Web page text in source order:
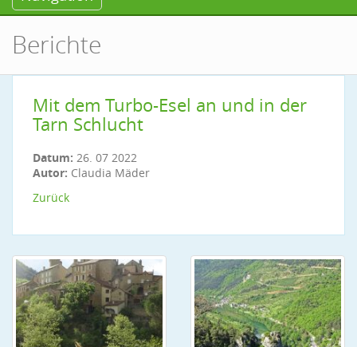
Berichte
Mit dem Turbo-Esel an und in der
Tarn Schlucht
Datum: 26. 07 2022
Autor: Claudia Mäder
Zurück